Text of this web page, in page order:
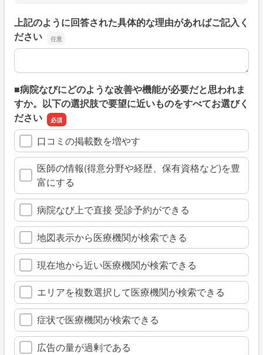
上記のように回答された具体的な理由があればご記入く
ださい
上記のように回答された具体的な理由があればご記入くだ
■病院なびにどのような改善や機能が必要だと思われま
すか。以下の選択肢で要望に近いものをすべてお選びく
ださい
口コミの掲載数を増やす
医師の情報(得意分野や経歴、保有資格など)を豊
富にする
病院なび上で直接 受診予約ができる
地図表示から医療機関が検索できる
現在地から近い医療機関が検索できる
エリアを複数選択して医療機関が検索できる
症状で医療機関が検索できる
広告の量が過剰である